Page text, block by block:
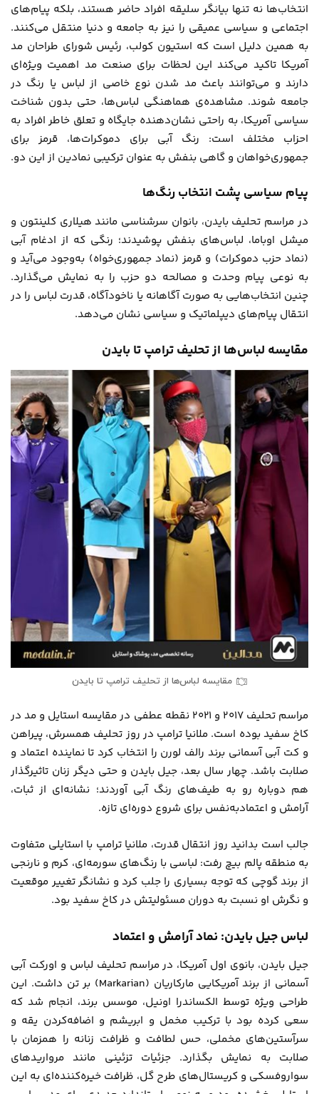
انتخاب‌ها نه تنها بیانگر سلیقه افراد حاضر هستند، بلکه پیام‌های
اجتماعی و سیاسی عمیقی را نیز به جامعه و دنیا منتقل می‌کنند.
به همین دلیل است که استیون کولب، رئیس شورای طراحان مد
آمریکا تاکید می‌کند این لحظات برای صنعت مد اهمیت ویژه‌ای
دارند و می‌توانند باعث مد شدن نوع خاصی از لباس یا رنگ در
جامعه شوند. مشاهده‌ی هماهنگی لباس‌ها، حتی بدون شناخت
سیاسی آمریکا، به راحتی نشان‌دهنده جایگاه و تعلق خاطر افراد به
احزاب مختلف است: رنگ آبی برای دموکرات‌ها، قرمز برای
جمهوری‌خواهان و گاهی بنفش به عنوان ترکیبی نمادین از این دو.
پیام سیاسی پشت انتخاب رنگ‌ها
در مراسم تحلیف بایدن، بانوان سرشناسی مانند هیلاری کلینتون و
میشل اوباما، لباس‌های بنفش پوشیدند؛ رنگی که از ادغام آبی
(نماد حزب دموکرات) و قرمز (نماد جمهوری‌خواه) به‌وجود می‌آید و
به نوعی پیام وحدت و مصالحه دو حزب را به نمایش می‌گذارد.
چنین انتخاب‌هایی به صورت آگاهانه یا ناخودآگاه، قدرت لباس را در
انتقال پیام‌های دیپلماتیک و سیاسی نشان می‌دهد.
مقایسه لباس‌ها از تحلیف ترامپ تا بایدن
مقایسه لباس‌ها از تحلیف ترامپ تا بایدن
مراسم تحلیف ۲۰۱۷ و ۲۰۲۱ نقطه عطفی در مقایسه استایل و مد در
کاخ سفید بوده است. ملانیا ترامپ در روز تحلیف همسرش، پیراهن
و کت آبی آسمانی برند رالف لورن را انتخاب کرد تا نماینده اعتماد و
صلابت باشد. چهار سال بعد، جیل بایدن و حتی دیگر زنان تاثیرگذار
هم دوباره رو به طیف‌های رنگ آبی آوردند؛ نشانه‌ای از ثبات،
آرامش و اعتمادبه‌نفس برای شروع دوره‌ای تازه.
جالب است بدانید روز انتقال قدرت، ملانیا ترامپ با استایلی متفاوت
به منطقه پالم بیچ رفت: لباسی با رنگ‌های سورمه‌ای، کرم و نارنجی
از برند گوچی که توجه بسیاری را جلب کرد و نشانگر تغییر موقعیت
و نگرش او نسبت به دوران مسئولیتش در کاخ سفید بود.
لباس جیل بایدن: نماد آرامش و اعتماد
جیل بایدن، بانوی اول آمریکا، در مراسم تحلیف لباس و اورکت آبی
آسمانی از برند آمریکایی مارکاریان (Markarian) بر تن داشت. این
طراحی ویژه توسط الکساندرا اونیل، موسس برند، انجام شد که
سعی کرده بود با ترکیب مخمل و ابریشم و اضافه‌کردن یقه و
سرآستین‌های مخملی، حس لطافت و ظرافت زنانه را همزمان با
صلابت به نمایش بگذارد. جزئیات تزئینی مانند مرواریدهای
سواروفسکی و کریستال‌های طرح گل، ظرافت خیره‌کننده‌ای به این